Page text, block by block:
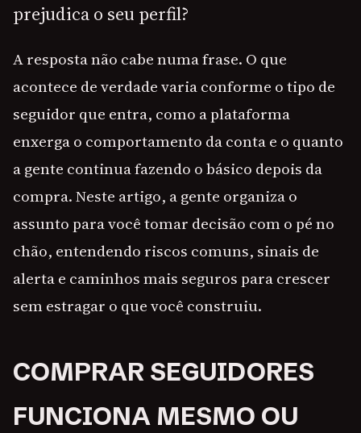
prejudica o seu perfil?
A resposta não cabe numa frase. O que
acontece de verdade varia conforme o tipo de
seguidor que entra, como a plataforma
enxerga o comportamento da conta e o quanto
a gente continua fazendo o básico depois da
compra. Neste artigo, a gente organiza o
assunto para você tomar decisão com o pé no
chão, entendendo riscos comuns, sinais de
alerta e caminhos mais seguros para crescer
sem estragar o que você construiu.
COMPRAR SEGUIDORES
FUNCIONA MESMO OU